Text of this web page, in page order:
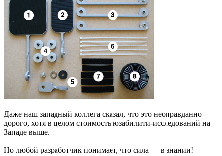
Даже наш западный коллега сказал, что это неоправданно
дорого, хотя в целом стоимость юзабилити-исследований на
Западе выше.
Но любой разработчик понимает, что сила — в знании!